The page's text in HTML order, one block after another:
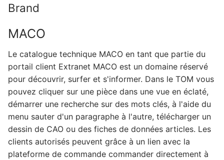
Brand
MACO
Le catalogue technique MACO en tant que partie du
portail client Extranet MACO est un domaine réservé
pour découvrir, surfer et s'informer. Dans le TOM vous
pouvez cliquer sur une pièce dans une vue en éclaté,
démarrer une recherche sur des mots clés, à l'aide du
menu sauter d'un paragraphe à l'autre, télécharger un
dessin de CAO ou des fiches de données articles. Les
clients autorisés peuvent grâce à un lien avec la
plateforme de commande commander directement à